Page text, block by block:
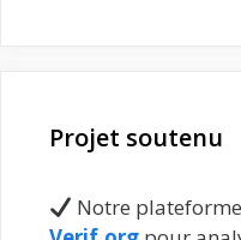
Projet soutenu
Notre